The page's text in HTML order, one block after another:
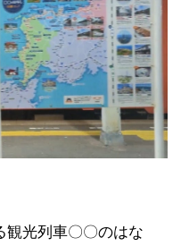
観光列車〇〇のはな